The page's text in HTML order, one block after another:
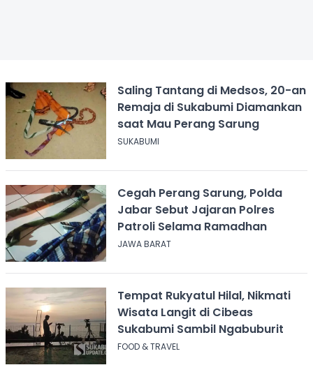
Saling Tantang di Medsos, 20-an
Remaja di Sukabumi Diamankan
saat Mau Perang Sarung
SUKABUMI
Cegah Perang Sarung, Polda
Jabar Sebut Jajaran Polres
Patroli Selama Ramadhan
JAWA BARAT
Tempat Rukyatul Hilal, Nikmati
Wisata Langit di Cibeas
Sukabumi Sambil Ngabuburit
FOOD & TRAVEL